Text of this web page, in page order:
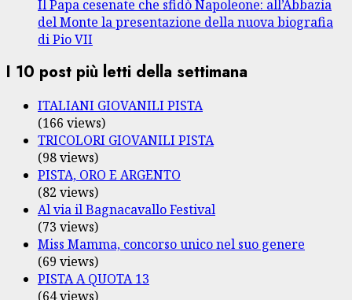
Il Papa cesenate che sfidò Napoleone: all’Abbazia
del Monte la presentazione della nuova biografia
di Pio VII
I 10 post più letti della settimana
ITALIANI GIOVANILI PISTA
(166 views)
TRICOLORI GIOVANILI PISTA
(98 views)
PISTA, ORO E ARGENTO
(82 views)
Al via il Bagnacavallo Festival
(73 views)
Miss Mamma, concorso unico nel suo genere
(69 views)
PISTA A QUOTA 13
(64 views)